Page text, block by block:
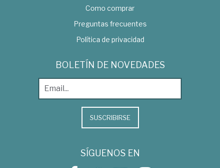
Como comprar
Preguntas frecuentes
Política de privacidad
BOLETÍN DE NOVEDADES
SUSCRIBIRSE
SÍGUENOS EN